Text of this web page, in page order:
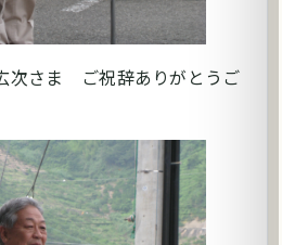
次さま ご祝辞ありがとうご